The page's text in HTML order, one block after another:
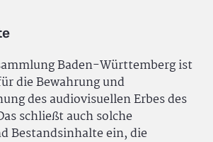
Baden-Württemberg ist
die Bewahrung und
des audiovisuellen Erbes des
schließt auch solche
Bestandsinhalte ein, die